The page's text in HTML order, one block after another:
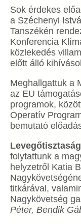
Sok érdekes
a Széchenyi
Tanszékén
Konferencia
közlekedés
előtt álló
Meghallgattuk a
az EU
programok,
Operatív
bemutató
folytattunk a
helyzetről Katia
titkárával,
Nagykövetség
Péter, Bendik